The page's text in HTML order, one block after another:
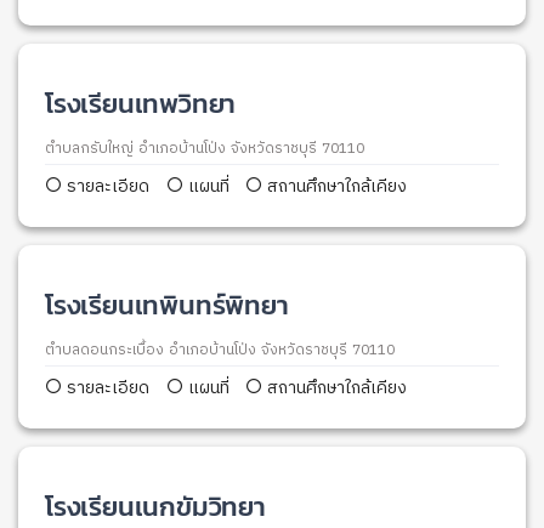
โรงเรียนเทพวิทยา
ตำบลกรับใหญ่ อำเภอบ้านโป่ง จังหวัดราชบุรี 70110
รายละเอียด แผนที่ สถานศึกษาใกล้เคียง
โรงเรียนเทพินทร์พิทยา
ตำบลดอนกระเบื้อง อำเภอบ้านโป่ง จังหวัดราชบุรี 70110
รายละเอียด แผนที่ สถานศึกษาใกล้เคียง
โรงเรียนเนกขัมวิทยา